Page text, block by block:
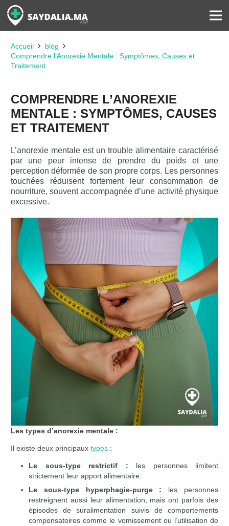
Accueil
blog
Comprendre l’Anorexie Mentale : Symptômes, Causes et
Traitement
COMPRENDRE L’ANOREXIE
MENTALE : SYMPTÔMES, CAUSES
ET TRAITEMENT
L’anorexie mentale est un trouble alimentaire caractérisé
par une peur intense de prendre du poids et une
perception déformée de son propre corps. Les personnes
touchées réduisent fortement leur consommation de
nourriture, souvent accompagnée d’une activité physique
excessive.
Les types d’anorexie mentale :
Il existe deux principaux types :
Le sous-type restrictif : les personnes limitent
strictement leur apport alimentaire.
Le sous-type hyperphagie-purge : les personnes
restreignent aussi leur alimentation, mais ont parfois des
épisodes de suralimentation suivis de comportements
compensatoires comme le vomissement ou l’utilisation de